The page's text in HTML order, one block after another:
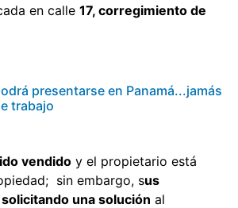
en calle 17, corregimiento de
presentarse en Panamá...jamás
trabajo
vendido y el propietario está
sin embargo, sus
una solución al